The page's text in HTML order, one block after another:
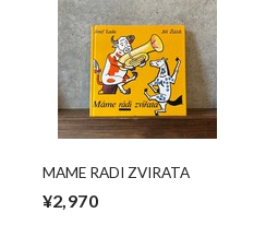
MAME RADI ZVIRATA
¥2,970